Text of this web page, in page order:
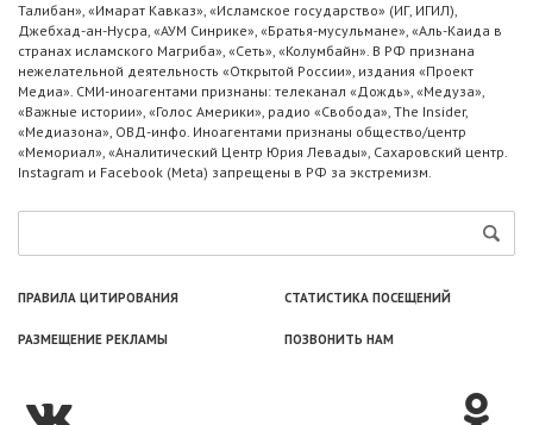
Талибан», «Имарат Кавказ», «Исламское государство» (ИГ, ИГИЛ),
Джебхад-ан-Нусра, «АУМ Синрике», «Братья-мусульмане», «Аль-Каида в
странах исламского Магриба», «Сеть», «Колумбайн». В РФ признана
нежелательной деятельность «Открытой России», издания «Проект
Медиа». СМИ-иноагентами признаны: телеканал «Дождь», «Медуза»,
«Важные истории», «Голос Америки», радио «Свобода», The Insider,
«Медиазона», ОВД-инфо. Иноагентами признаны общество/центр
«Мемориал», «Аналитический Центр Юрия Левады», Сахаровский центр.
Instagram и Facebook (Metа) запрещены в РФ за экстремизм.
ПРАВИЛА ЦИТИРОВАНИЯ СТАТИСТИКА ПОСЕЩЕНИЙ
РАЗМЕЩЕНИЕ РЕКЛАМЫ ПОЗВОНИТЬ НАМ